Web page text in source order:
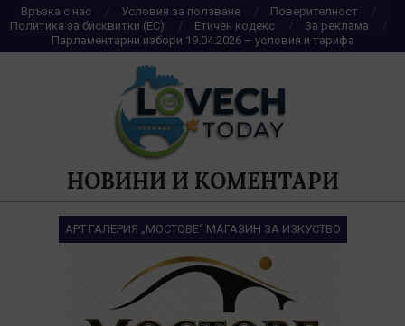
Skip
to
content
Връзка с нас Условия за ползване
Поверителност
Политика за бисквитки (ЕС)
Етичен кодекс
За реклама
Парламентарни избори 19.04.2026 – условия и тарифа
НОВИНИ И КОМЕНТАРИ
АРТ ГАЛЕРИЯ „МОСТОВЕ“ МАГАЗИН ЗА ИЗКУСТВО